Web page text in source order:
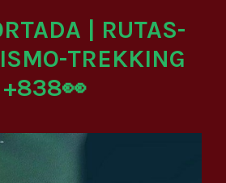
| RUTAS-
TREKKING
+838👀